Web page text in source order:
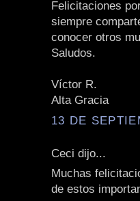
Felicitaciones
siempre
conocer otros
Saludos.
Víctor R.
Alta Gracia
13 DE
Ceci dijo...
Muchas
de estos